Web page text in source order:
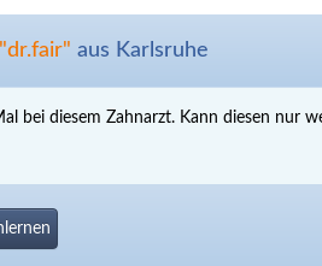
"dr.fair" aus Karlsruhe
bei diesem Zahnarzt. Kann diesen nur